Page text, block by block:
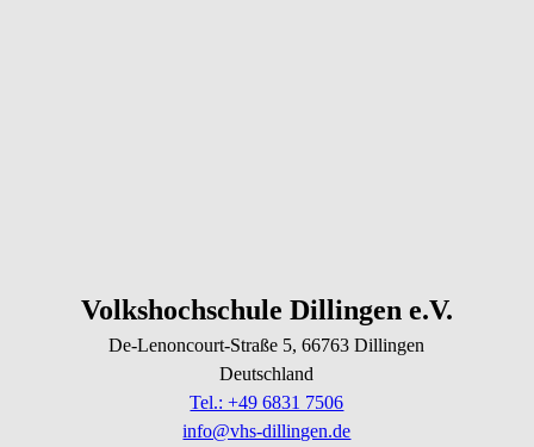
Volkshochschule Dillingen e.V.
De-Lenoncourt-Straße 5, 66763Dillingen
Deutschland
Tel.: +49 6831 7506
info@vhs-dillingen.de